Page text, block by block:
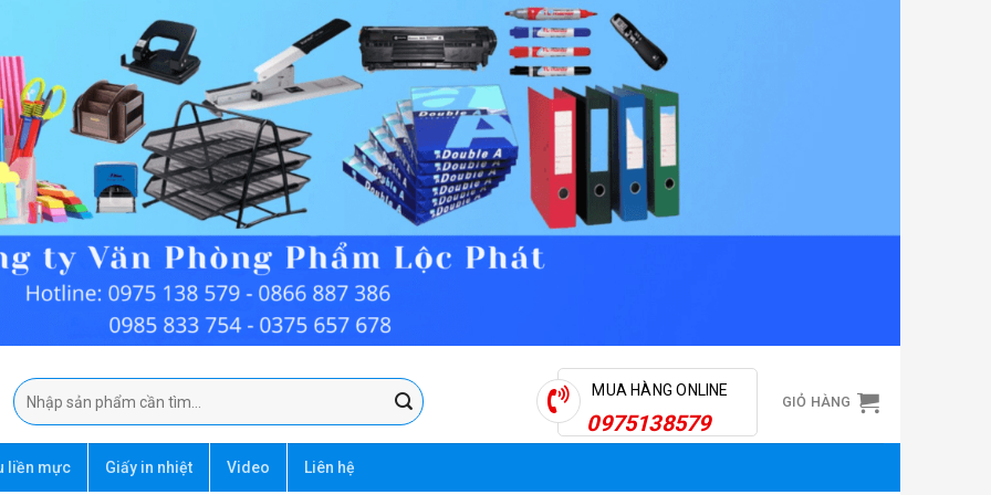
Tìm
kiếm:
MUA HÀNG ONLINE
0975138579
GIỎ HÀNG
liền mực Giấy in nhiệt Video Liên hệ